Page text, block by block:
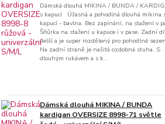
Dámská dlouhá MIKINA / BUNDA /
s kapucí Úžasná a pohodlná dlouhá mikina
kapucí - bavlna. Bez zapínání, na stažení v
Šňůrka na stažení u kapuce i v pase. Zadní
delší a je super rozdělený pro pohodlné
Na zadní straně je našitá ozdobná stuha. S
dlouhým rukávem a s k...
Dámská dlouhá MIKINA / BUNDA
kardigan OVERSIZE 8998-71 světle